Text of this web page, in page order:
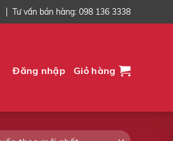
Tư vấn bán hàng: 098 136 3338
Đăng nhập Giỏ hàng